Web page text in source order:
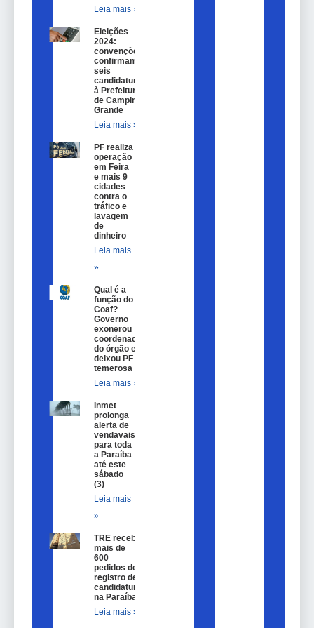
Leia mais »
Eleições
2024:
convenções
confirmam
seis
candidaturas
à Prefeitura
de Campina
Grande
Leia mais »
PF realiza
operação
em Feira
e mais 9
cidades
contra o
tráfico e
lavagem
de
dinheiro
Leia mais
»
Qual é a
função do
Coaf?
Governo
exonerou
coordenador
do órgão e
deixou PF
temerosa
Leia mais »
Inmet
prolonga
alerta de
vendavais
para toda
a Paraíba
até este
sábado
(3)
Leia mais
»
TRE recebe
mais de
600
pedidos de
registro de
candidatura
na Paraíba
Leia mais »